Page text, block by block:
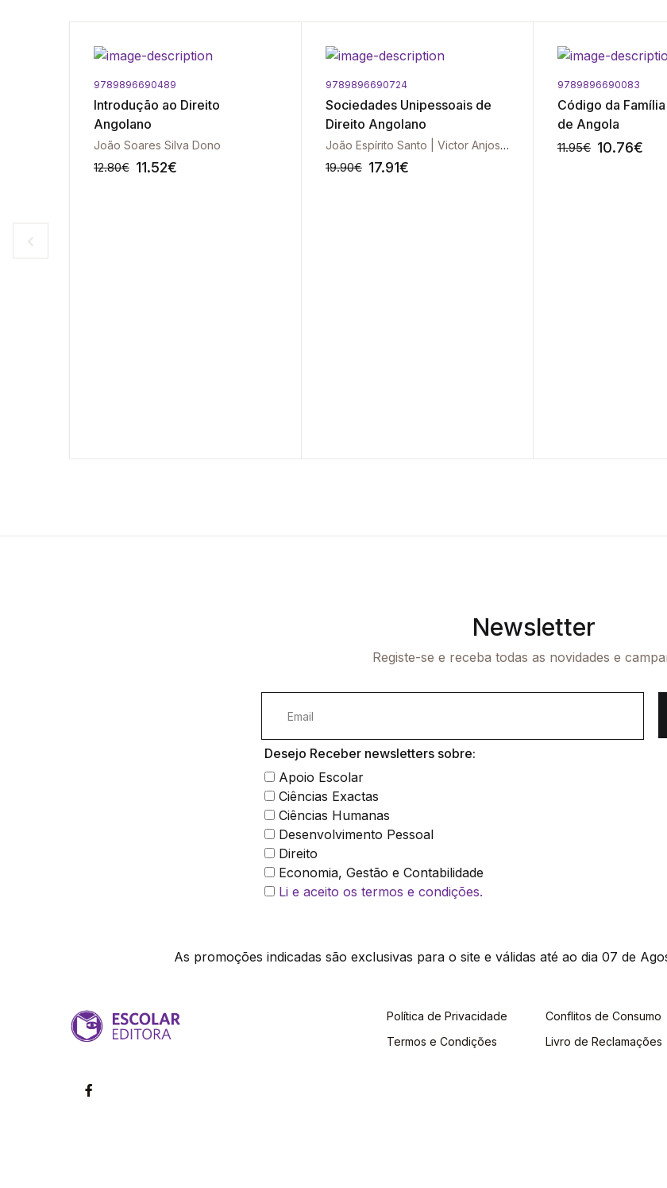
9789896690489
Introdução ao Direito
Angolano
João Soares Silva Dono
12.80€ 11.52€
9789896690724
Sociedades Unipessoais de
Direito Angolano
João Espírito Santo | Victor Anjos Santos
19.90€ 17.91€
9789896690083
Código da
de Angola
11.95€ 10.76€
Newsletter
Registe-se e receba todas as novidades e
Desejo Receber newsletters sobre:
Apoio Escolar
Ciências Exactas
Ciências Humanas
Desenvolvimento Pessoal
Direito
Economia, Gestão e Contabilidade
Li e aceito os termos e condições.
As promoções indicadas são exclusivas para o site e válidas até ao dia 07 de
Política de Privacidade
Termos e Condições
Conflitos de Consumo
Livro de Reclamações